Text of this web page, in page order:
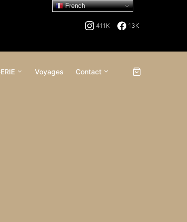
411K 13K
Voyages Contact
French